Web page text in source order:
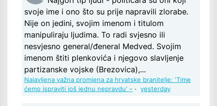
svoje ime i ono što su prije napravili zlorabe.
Nije on jedini, svojim imenom i titulom
manipuliraju ljudima. To radi svjesno ili
nesvjesno general/đeneral Medved. Svojim
imenom štiti plenkovića i njegovo slavljenje
partizanske vojske (Brezovica),...
Najavljena važna promjena za hrvatske branitelje: 'Time
ćemo ispraviti još jednu nepravdu' – · yesterday